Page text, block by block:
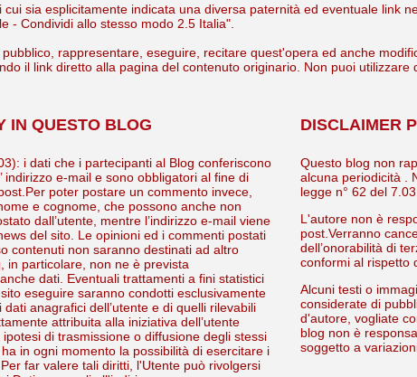
sia esplicitamente indicata una diversa paternità ed eventuale link
- Condividi allo stesso modo 2.5 Italia".
rappresentare, eseguire, recitare quest'opera ed anche
il link diretto alla pagina del contenuto originario. Non puoi
IN QUESTO BLOG
i dati che i partecipanti al Blog conferiscono
indirizzo e-mail e sono obbligatori al fine di
poter postare un commento invece,
e cognome, che possono anche non
dall’utente, mentre l’indirizzo e-mail viene
del sito. Le opinioni ed i commenti postati
contenuti non saranno destinati ad altro
in particolare, non ne è prevista
dati. Eventuali trattamenti a fini statistici
eseguire saranno condotti esclusivamente
anagrafici dell’utente e di quelli rilevabili
attribuita alla iniziativa dell’utente
di trasmissione o diffusione degli stessi
in ogni momento la possibilità di esercitare i
far valere tali diritti, l'Utente può rivolgersi
DISCLAIMER
Questo blog non
alcuna periodicità .
legge n° 62 del
L'autore non è
post.Verranno
dell’onorabilità di
conformi al rispetto
Alcuni testi o
considerate di
d'autore, vogliate
blog non è
soggetto a